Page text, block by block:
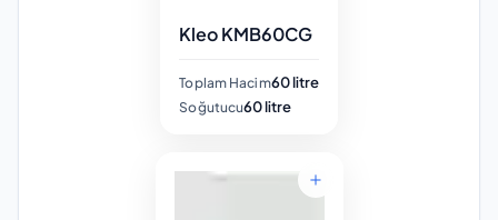
Kleo KMB60CG
Toplam Hacim60 litre
Soğutucu60 litre